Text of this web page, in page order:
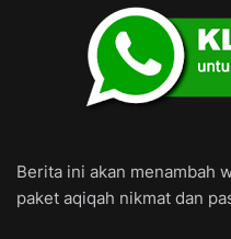
Berita ini akan menambah
paket aqiqah nikmat dan